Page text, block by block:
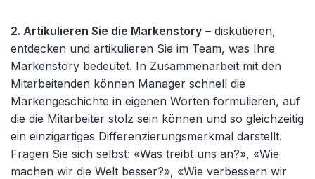
2. Artikulieren Sie die Markenstory – diskutieren,
entdecken und artikulieren Sie im Team, was Ihre
Markenstory bedeutet. In Zusammenarbeit mit den
Mitarbeitenden können Manager schnell die
Markengeschichte in eigenen Worten formulieren, auf
die die Mitarbeiter stolz sein können und so gleichzeitig
ein einzigartiges Differenzierungsmerkmal darstellt.
Fragen Sie sich selbst: «Was treibt uns an?», «Wie
machen wir die Welt besser?», «Wie verbessern wir